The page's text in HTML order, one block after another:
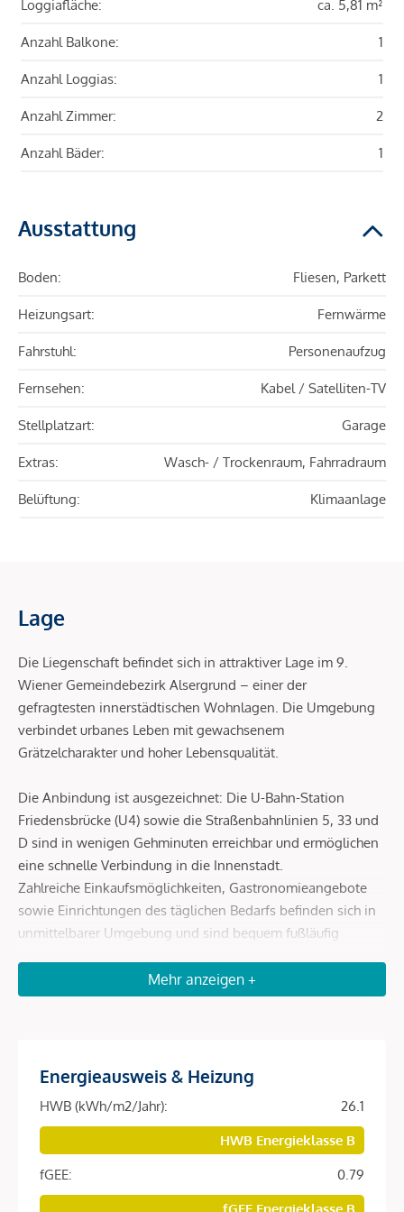
Loggiafläche: ca. 5,81 m²
Anzahl Balkone: 1
Anzahl Loggias: 1
Anzahl Zimmer: 2
Anzahl Bäder: 1
Ausstattung
Boden: Fliesen, Parkett
Heizungsart: Fernwärme
Fahrstuhl: Personenaufzug
Fernsehen: Kabel / Satelliten-TV
Stellplatzart: Garage
Extras: Wasch- / Trockenraum, Fahrradraum
Belüftung: Klimaanlage
Lage
Die Liegenschaft befindet sich in attraktiver Lage im 9.
Wiener Gemeindebezirk Alsergrund – einer der
gefragtesten innerstädtischen Wohnlagen. Die Umgebung
verbindet urbanes Leben mit gewachsenem
Grätzelcharakter und hoher Lebensqualität.
Die Anbindung ist ausgezeichnet: Die U-Bahn-Station
Friedensbrücke (U4) sowie die Straßenbahnlinien 5, 33 und
D sind in wenigen Gehminuten erreichbar und ermöglichen
eine schnelle Verbindung in die Innenstadt.
Zahlreiche Einkaufsmöglichkeiten, Gastronomieangebote
sowie Einrichtungen des täglichen Bedarfs befinden sich in
unmittelbarer Umgebung und sind bequem fußläufig
Erholungs- und Freizeitmöglichkeiten wie der Augarten
sowie kulturelle Einrichtungen runden die hervorragende
Beschreibung *
Diese hochwertig ausgestattete Wohnung befindet sich im
fertiggestellten NeubauprojektSOPHIEin begehrter Lage
des 9. Wiener Gemeindebezirks.
Mehr anzeigen +
Energieausweis & Heizung
HWB (kWh/m2/Jahr):
26.1
HWB Energieklasse B
fGEE:
0.79